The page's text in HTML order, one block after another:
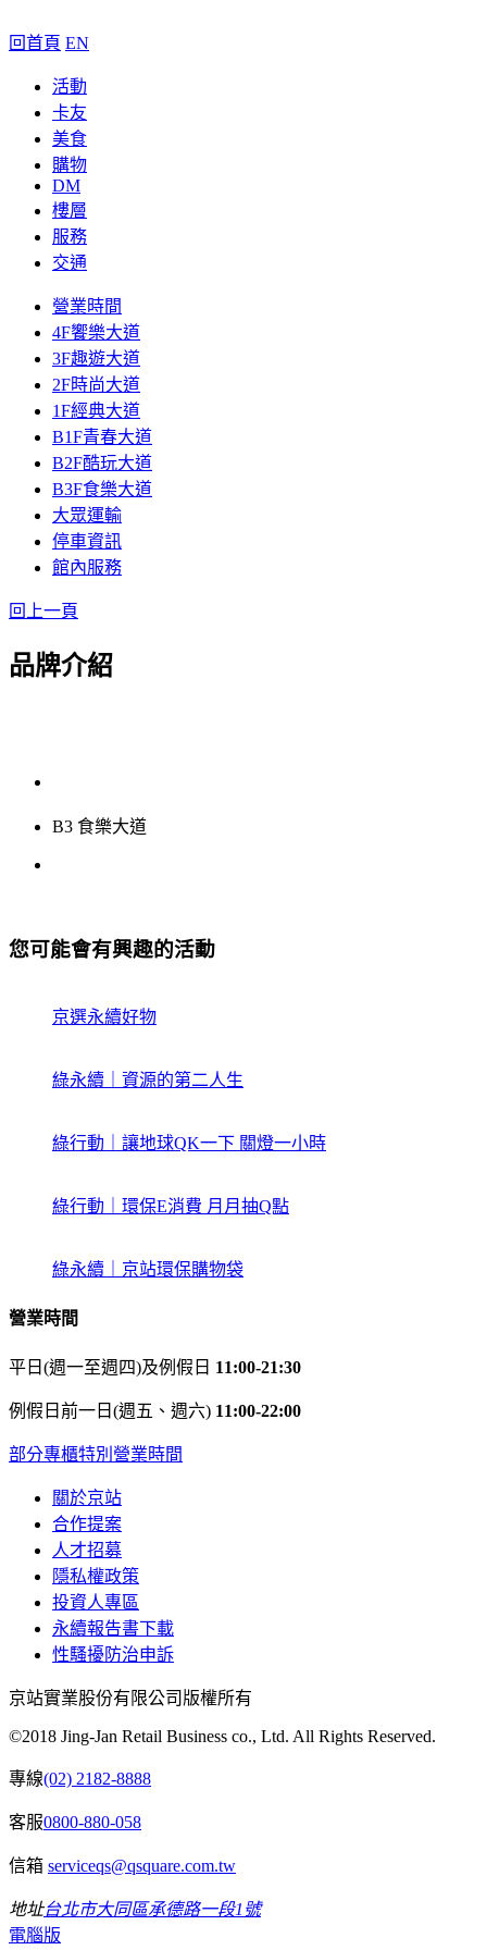
回首頁 EN
活動
卡友
美食
購物
DM
樓層
服務
交通
營業時間
4F饗樂大道
3F趣遊大道
2F時尚大道
1F經典大道
B1F青春大道
B2F酷玩大道
B3F食樂大道
大眾運輸
停車資訊
館內服務
回上一頁
品牌介紹
B3 食樂大道
您可能會有興趣的活動
京選永續好物
綠永續｜資源的第二人生
綠行動｜讓地球QK一下 關燈一小時
綠行動｜環保E消費 月月抽Q點
綠永續｜京站環保購物袋
營業時間
平日(週一至週四)及例假日 11:00-21:30
例假日前一日(週五、週六) 11:00-22:00
部分專櫃特別營業時間
關於京站
合作提案
人才招募
隱私權政策
投資人專區
永續報告書下載
性騷擾防治申訴
京站實業股份有限公司版權所有
©2018 Jing-Jan Retail Business co., Ltd. All Rights Reserved.
專線(02) 2182-8888
客服0800-880-058
信箱 serviceqs@qsquare.com.tw
地址台北市大同區承德路一段1號
電腦版